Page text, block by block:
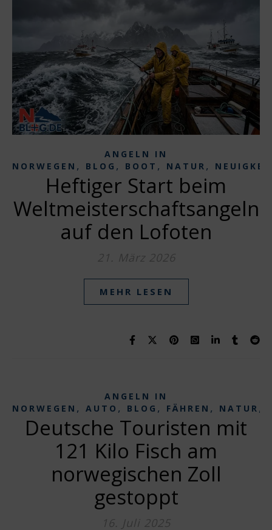
ANGELN IN
NORWEGEN , BLOG , BOOT , NATUR ,
Heftiger Start beim
Weltmeisterschaftsangeln
auf den Lofoten
21. März 2026
MEHR LESEN
ANGELN IN
NORWEGEN , AUTO , BLOG , FÄHREN , NATUR ,
Deutsche Touristen mit
121 Kilo Fisch am
norwegischen Zoll
gestoppt
16. Juli 2025